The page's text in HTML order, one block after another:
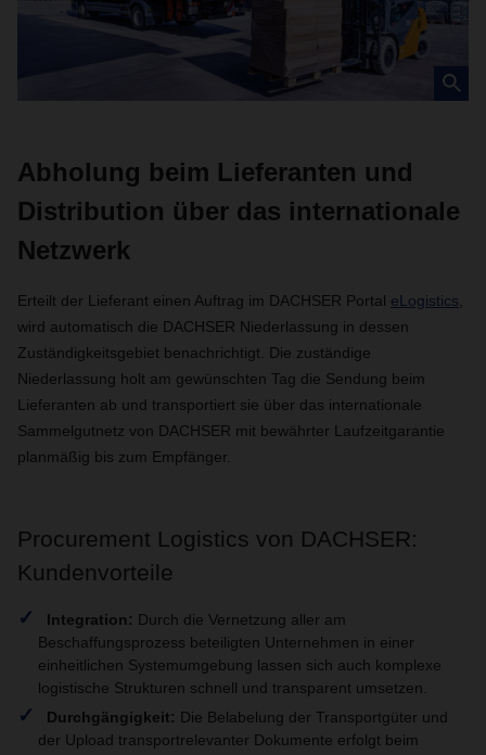
Abholung beim Lieferanten und
Distribution über das internationale
Netzwerk
Erteilt der Lieferant einen Auftrag im DACHSER Portal eLogistics
wird automatisch die DACHSER Niederlassung in dessen
Zuständigkeitsgebiet benachrichtigt. Die zuständige
Niederlassung holt am gewünschten Tag die Sendung beim
Lieferanten ab und transportiert sie über das internationale
Sammelgutnetz von DACHSER mit bewährter Laufzeitgarantie
planmäßig bis zum Empfänger.
Procurement Logistics von DACHSER:
Kundenvorteile
Integration: Durch die Vernetzung aller am
Beschaffungsprozess beteiligten Unternehmen in einer
einheitlichen Systemumgebung lassen sich auch komplexe
logistische Strukturen schnell und transparent umsetzen.
Durchgängigkeit: Die Belabelung der Transportgüter und
der Upload transportrelevanter Dokumente erfolgt beim